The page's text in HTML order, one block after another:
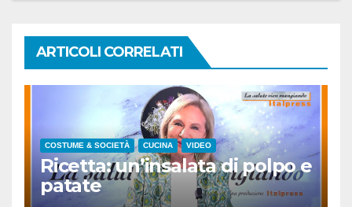
ARTICOLI CORRELATI
COSTUME & SOCIETÀ CUCINA VIDEO
Ricetta: un’insalata di polpo e
patate